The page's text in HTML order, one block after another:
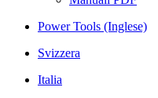
Power Tools (Inglese)
Svizzera
Italia